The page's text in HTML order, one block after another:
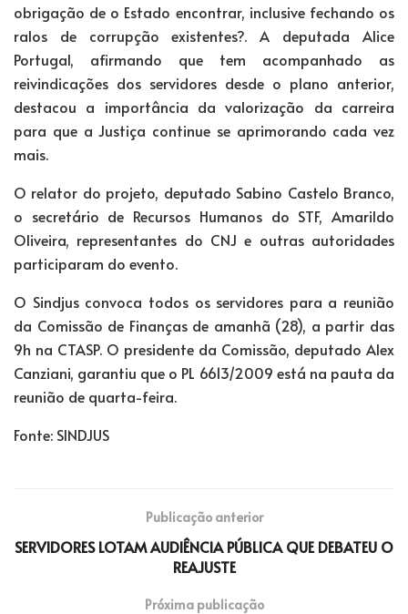
obrigação de o Estado encontrar, inclusive fechando os
ralos de corrupção existentes?. A deputada Alice
Portugal, afirmando que tem acompanhado as
reivindicações dos servidores desde o plano anterior,
destacou a importância da valorização da carreira
para que a Justiça continue se aprimorando cada vez
mais.
O relator do projeto, deputado Sabino Castelo Branco,
o secretário de Recursos Humanos do STF, Amarildo
Oliveira, representantes do CNJ e outras autoridades
participaram do evento.
O Sindjus convoca todos os servidores para a reunião
da Comissão de Finanças de amanhã (28), a partir das
9h na CTASP. O presidente da Comissão, deputado Alex
Canziani, garantiu que o PL 6613/2009 está na pauta da
reunião de quarta-feira.
Fonte: SINDJUS
Publicação anterior
SERVIDORES LOTAM AUDIÊNCIA PÚBLICA QUE DEBATEU O
REAJUSTE
Próxima publicação